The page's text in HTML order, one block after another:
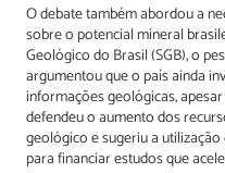
O debate também abordou a
sobre o potencial mineral
Geológico do Brasil (SGB), o
argumentou que o país ainda
informações geológicas,
defendeu o aumento dos
geológico e sugeriu a
para financiar estudos que